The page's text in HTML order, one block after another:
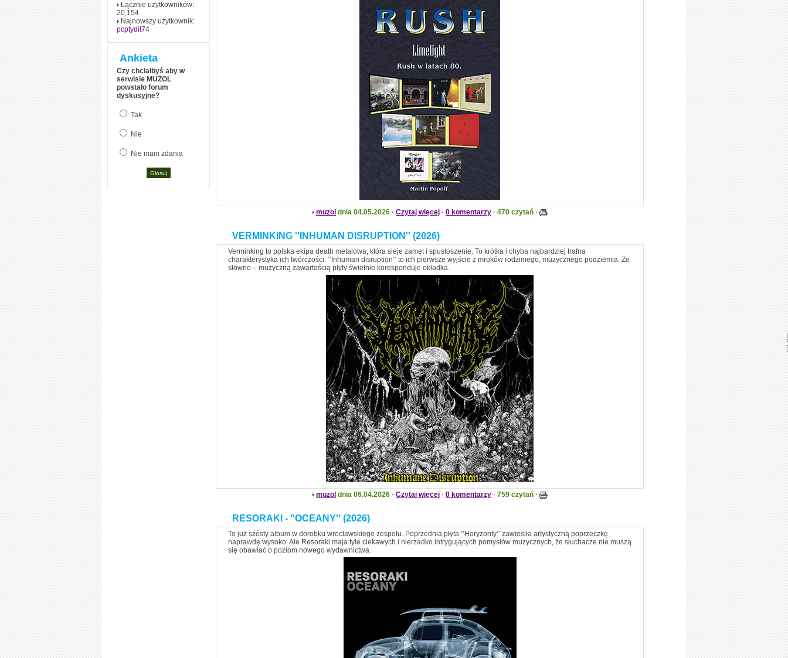
Łącznie użytkowników:
20,154
Najnowszy użytkownik:
pcptydit74
Ankieta
Czy chciałbyś aby w
serwisie MUZOL
powstało forum
dyskusyjne?
Tak
Nie
Nie mam zdania
muzol dnia 04.05.2026 · Czytaj więcej · 0 komentarzy · 470 czytań ·
VERMINKING ''INHUMAN DISRUPTION'' (2026)
Verminking to polska ekipa death metalowa, która sieje zamęt i spustoszenie. To krótka i chyba najbardziej trafna
charakterystyka ich twórczości. ‘’Inhuman disruption’’ to ich pierwsze wyjście z mroków rodzimego, muzycznego podziemia. Ze
słowno – muzyczną zawartością płyty świetnie koresponduje okładka.
muzol dnia 06.04.2026 · Czytaj więcej · 0 komentarzy · 759 czytań ·
RESORAKI - ''OCEANY'' (2026)
To już szósty album w dorobku wrocławskiego zespołu. Poprzednia płyta ‘’Horyzonty’’ zawiesiła artystyczną poprzeczkę
naprawdę wysoko. Ale Resoraki maja tyle ciekawych i nierzadko intrygujących pomysłów muzycznych, że słuchacze nie muszą
się obawiać o poziom nowego wydawnictwa.